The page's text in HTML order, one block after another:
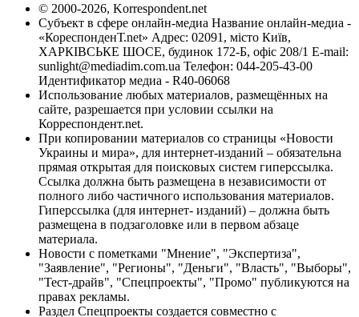
© 2000-2026, Korrespondent.net
Субъект в сфере онлайн-медиа Название онлайн-медиа -
«КореспонденТ.net» Адрес: 02091, місто Київ,
ХАРКІВСЬКЕ ШОСЕ, будинок 172-Б, офіс 208/1 E-mail:
sunlight@mediadim.com.ua Телефон: 044-205-43-00
Идентификатор медиа - R40-06068
Использование любых материалов, размещённых на
сайте, разрешается при условии ссылки на
Корреспондент.net.
При копировании материалов со страницы «Новости
Украины и мира», для интернет-изданий – обязательна
прямая открытая для поисковых систем гиперссылка.
Ссылка должна быть размещена в независимости от
полного либо частичного использования материалов.
Гиперссылка (для интернет- изданий) – должна быть
размещена в подзаголовке или в первом абзаце
материала.
Новости с пометками "Мнение", "Экспертиза",
"Заявление", "Регионы", "Деньги", "Власть", "Выборы",
"Тест-драйв", "Спецпроекты", "Промо" публикуются на
правах рекламы.
Раздел Спецпроекты создается совместно с